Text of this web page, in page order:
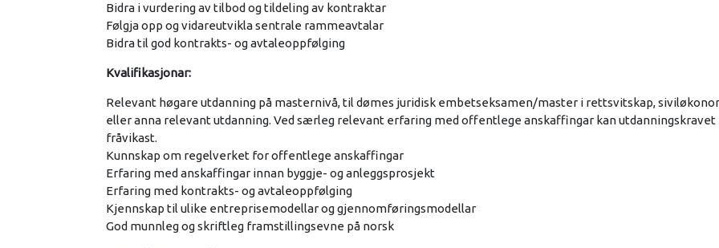
Bidra i vurdering av tilbod og tildeling av kontraktar
Følgja opp og vidareutvikla sentrale rammeavtalar
Bidra til god kontrakts- og avtaleoppfølging
Kvalifikasjonar:
Relevant høgare utdanning på masternivå, til dømes juridisk embetseksamen/master i rettsvitskap,
eller anna relevant utdanning. Ved særleg relevant erfaring med offentlege anskaffingar kan utdanningskravet
fråvikast.
Kunnskap om regelverket for offentlege anskaffingar
Erfaring med anskaffingar innan byggje- og anleggsprosjekt
Erfaring med kontrakts- og avtaleoppfølging
Kjennskap til ulike entreprisemodellar og gjennomføringsmodellar
God munnleg og skriftleg framstillingsevne på norsk